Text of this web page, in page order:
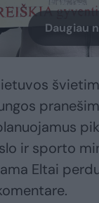
Daugiau
ir sporto
Eltai